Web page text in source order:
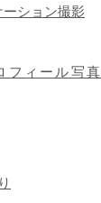
ーション撮影
フィール写真